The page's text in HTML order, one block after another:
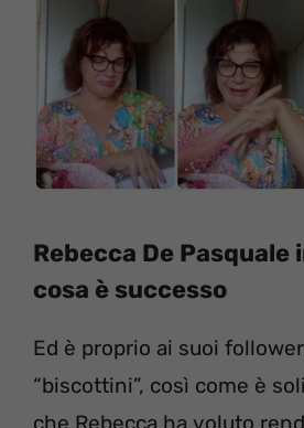
Rebecca De Pasquale
cosa è successo
Ed è proprio ai suoi
“biscottini”, così come è